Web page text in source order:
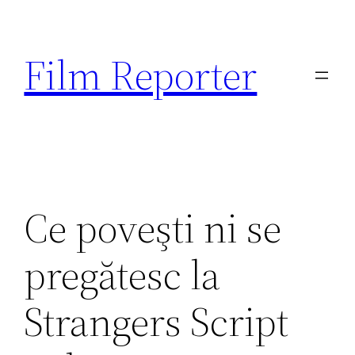
conținut
Film Reporter
Ce poveşti ni se
pregătesc la
Strangers Script